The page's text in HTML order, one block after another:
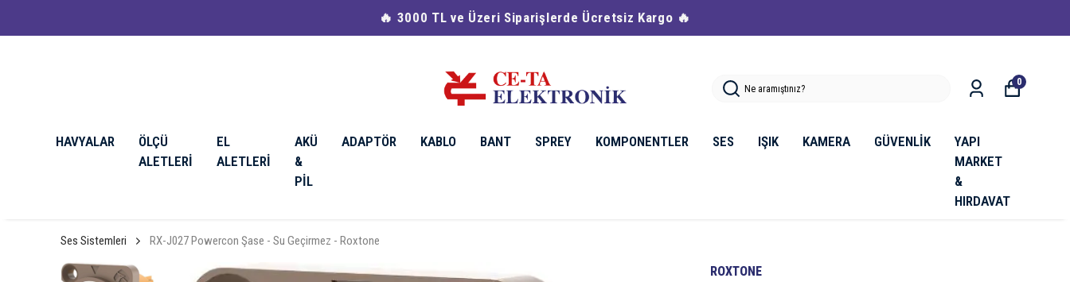
🔥 3000 TL ve Üzeri Siparişlerde Ücretsiz Kargo 🔥
HAVYALAR
ÖLÇÜ
ALETLERİ
EL
ALETLERİ
AKÜ
&
PİL
ADAPTÖR KABLO BANT SPREY KOMPONENTLER SES IŞIK KAMERA GÜVENLİK
YAPI
MARKET
&
HIRDAVAT
0
Ses Sistemleri RX-J027 Powercon Şase - Su Geçirmez - Roxtone
ROXTONE